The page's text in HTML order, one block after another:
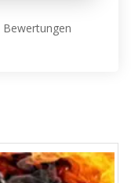
Bewertungen